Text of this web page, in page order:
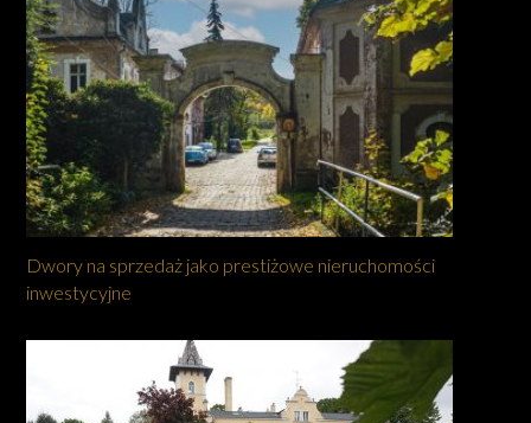
Dwory na sprzedaż jako prestiżowe nieruchomości
inwestycyjne